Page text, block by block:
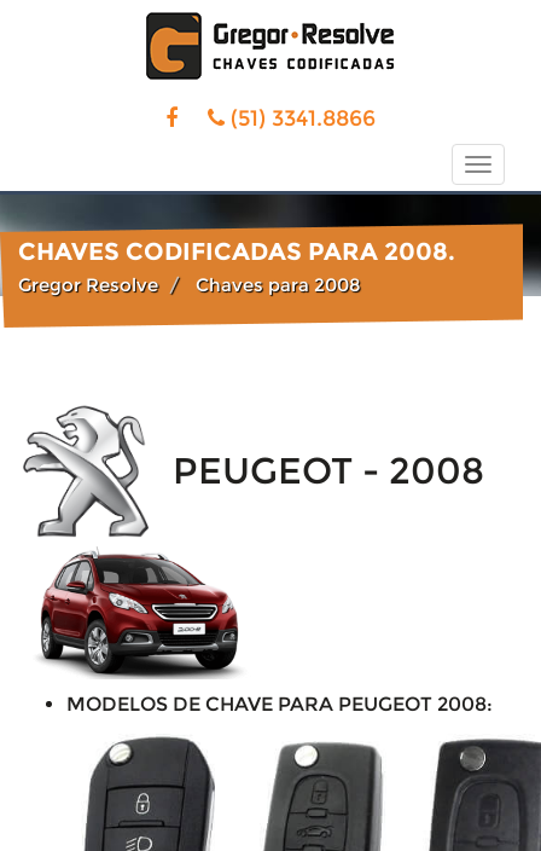
(51) 3341.8866
Toggle
CHAVES CODIFICADAS PARA 2008.
Gregor Resolve Chaves para 2008
PEUGEOT - 2008
MODELOS DE CHAVE PARA PEUGEOT 2008: